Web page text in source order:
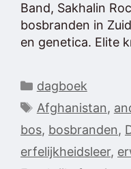
Band, Sakhalin
bosbranden in
en genetica. Elite
Categorieën
dagboek
Tags
Afghanistan,
bos, bosbranden,
erfelijkheidsleer,